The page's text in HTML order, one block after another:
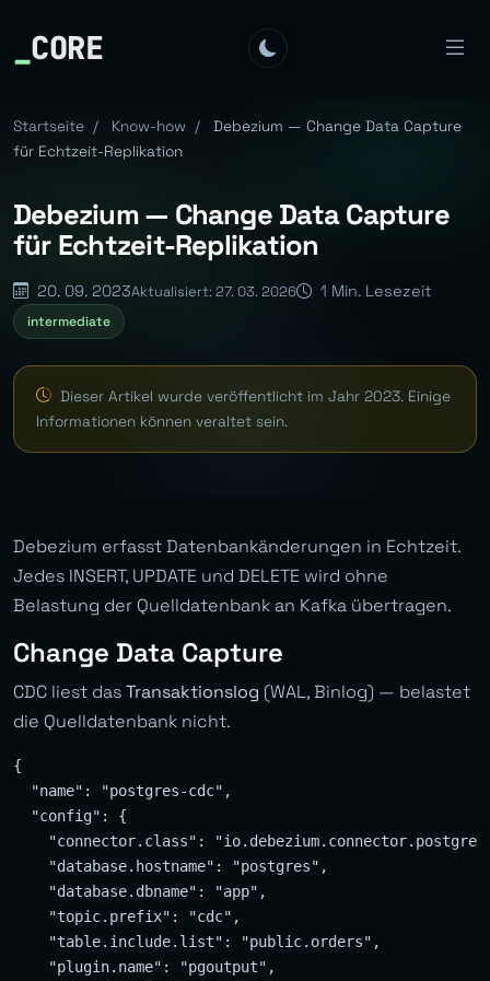
_CORE
Startseite / Know-how /
Debezium — Change Data Capture
für Echtzeit-Replikation
Debezium — Change Data Capture
für Echtzeit-Replikation
20. 09. 2023Aktualisiert: 27. 03. 2026 1 Min. Lesezeit
intermediate
Dieser Artikel wurde veröffentlicht im Jahr 2023. Einige
Informationen können veraltet sein.
Debezium erfasst Datenbankänderungen in Echtzeit.
Jedes INSERT, UPDATE und DELETE wird ohne
Belastung der Quelldatenbank an Kafka übertragen.
Change Data Capture
CDC liest dasTransaktionslog (WAL, Binlog) — belastet
die Quelldatenbank nicht.
{
  "name": "postgres-cdc",
  "config": {
"connector.class":
    "database.hostname": "postgres",
    "database.dbname": "app",
    "topic.prefix": "cdc",
    "table.include.list": "public.orders",
    "plugin.name": "pgoutput",